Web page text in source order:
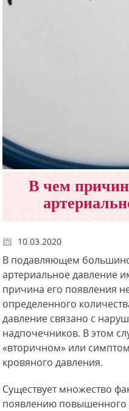
В чем
10.03.2020
В подавляющем
артериальное давление
причина его появления
определенного
давление связано с
надпочечников. В этом
«вторичном» или
кровяного давления.
Существует множество
появлению повышенного